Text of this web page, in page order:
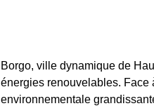
Borgo, ville dynamique de
énergies renouvelables. Face
environnementale